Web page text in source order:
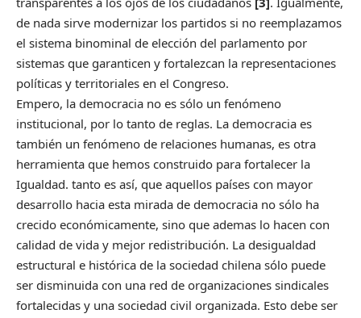
de nada sirve modernizar los partidos si no reemplazamos
el sistema binominal de elección del parlamento por
sistemas que garanticen y fortalezcan la representaciones
políticas y territoriales en el Congreso.
Empero, la democracia no es sólo un fenómeno
institucional, por lo tanto de reglas. La democracia es
también un fenómeno de relaciones humanas, es otra
herramienta que hemos construido para fortalecer la
Igualdad. tanto es así, que aquellos países con mayor
desarrollo hacia esta mirada de democracia no sólo ha
crecido económicamente, sino que ademas lo hacen con
calidad de vida y mejor redistribución. La desigualdad
estructural e histórica de la sociedad chilena sólo puede
ser disminuida con una red de organizaciones sindicales
fortalecidas y una sociedad civil organizada. Esto debe ser